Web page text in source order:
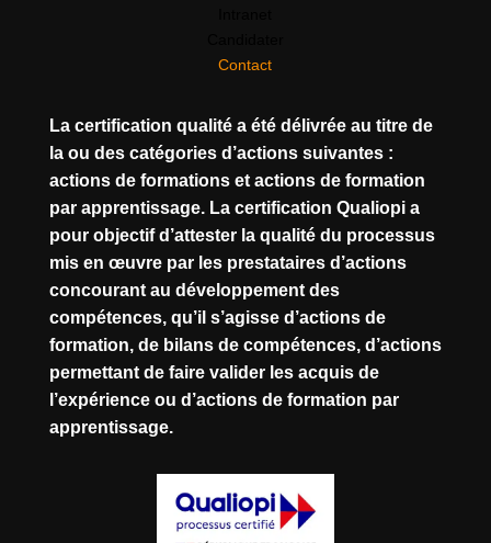
Contact
La certification qualité a été délivrée au titre de
la ou des catégories d’actions suivantes :
actions de formations et actions de formation
par apprentissage. La certification Qualiopi a
pour objectif d’attester la qualité du processus
mis en œuvre par les prestataires d’actions
concourant au développement des
compétences, qu’il s’agisse d’actions de
formation, de bilans de compétences, d’actions
permettant de faire valider les acquis de
l’expérience ou d’actions de formation par
apprentissage.